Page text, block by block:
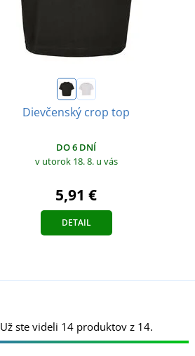
Dievčenský crop top
DO 6 DNÍ
v utorok 18. 8. u vás
5,91 €
DETAIL
Už ste videli 14 produktov z 14.